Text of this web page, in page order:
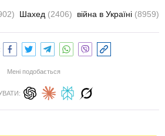
Шахед (2406) війна в Україні (8959)
Мені подобається